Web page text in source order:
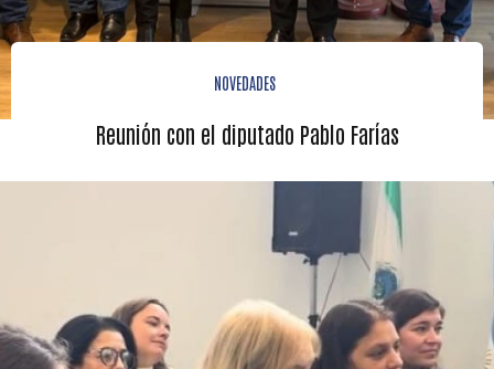
NOVEDADES
Reunión con el diputado Pablo Farías